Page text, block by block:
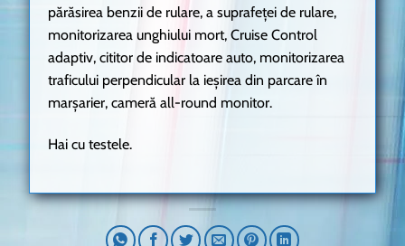
părăsirea benzii de rulare, a suprafeței de rulare,
monitorizarea unghiului mort, Cruise Control
adaptiv, cititor de indicatoare auto, monitorizarea
traficului perpendicular la ieșirea din parcare în
marșarier, cameră all-round monitor.
Hai cu testele.